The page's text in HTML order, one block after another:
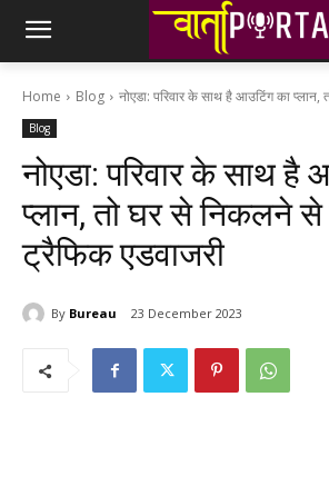
Home Blog नोएडा: पर‍िवार के साथ है आउट‍िंग का
Blog
नोएडा: पर‍िवार के साथ है
प्‍लान, तो घर से न‍िकलने
ट्रैफ‍िक एडवाजरी
By Bureau 23 December 2023